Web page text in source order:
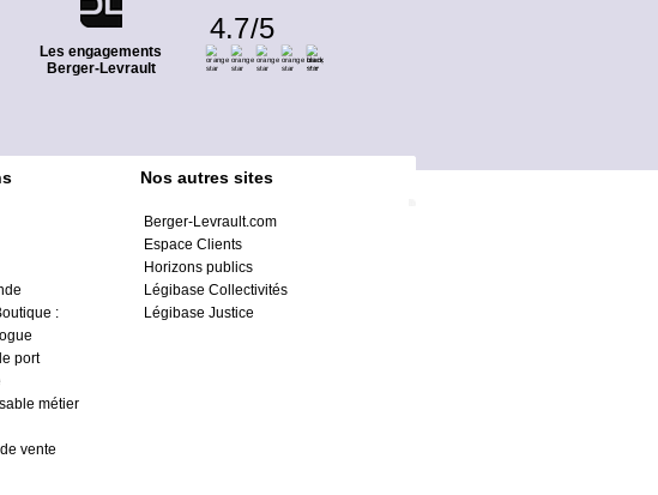
Les engagements
Berger-Levrault
4.7/5
:
port
métier
vente
Nos autres sites
Berger-Levrault.com
Espace Clients
Horizons publics
Légibase Collectivités
Légibase Justice